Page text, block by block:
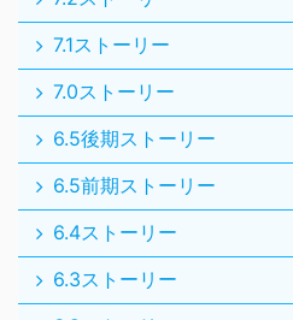
7.1ストーリー
7.0ストーリー
6.5後期ストーリー
6.5前期ストーリー
6.4ストーリー
6.3ストーリー